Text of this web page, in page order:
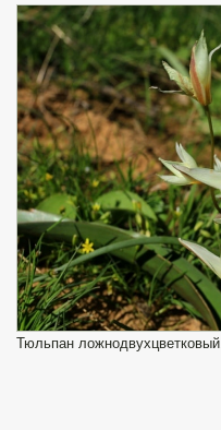
Тюльпан ложнодвухцветковый.